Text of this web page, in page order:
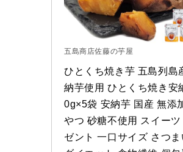
五島商店佐藤の芋屋
ひとくち焼き芋 五島列島
納芋使用 ひとくち焼き安
0g×5袋 安納芋 国産 無添
やつ 砂糖不使用 スイーツ
ゼント 一口サイズ さつま